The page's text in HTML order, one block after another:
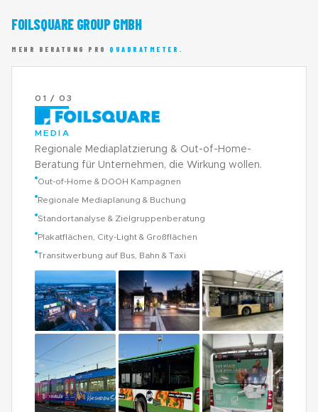
FOILSQUARE GROUP GMBH
MEHR BERATUNG PRO QUADRATMETER.
01 / 03
MEDIA
Regionale Mediaplatzierung & Out-of-Home-
Beratung für Unternehmen, die Wirkung wollen.
Out-of-Home & DOOH Kampagnen
Regionale Mediaplanung & Buchung
Standortanalyse & Zielgruppenberatung
Plakatflächen, City-Light & Großflächen
Transitwerbung auf Bus, Bahn & Taxi